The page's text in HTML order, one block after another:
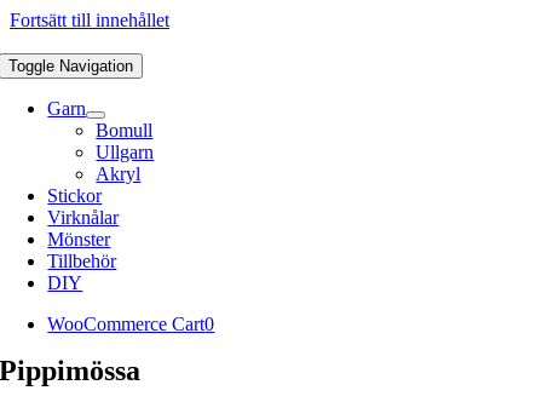
Fortsätt till innehållet
Toggle Navigation
Garn
Bomull
Ullgarn
Akryl
Stickor
Virknålar
Mönster
Tillbehör
DIY
WooCommerce Cart0
Pippimössa